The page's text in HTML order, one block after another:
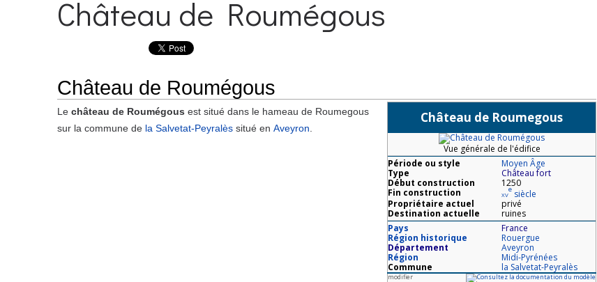
Château de Roumégous
Château de Roumégous
Château de Roumegous
Vue générale de l'édifice
Période ou style
Moyen Âge
Type
Château fort
Début construction
1250
Fin construction
xve siècle
Propriétaire actuel
privé
Destination actuelle
ruines
Pays
France
Région historique
Rouergue
Département
Aveyron
Région
Midi-Pyrénées
Commune
la Salvetat-Peyralès
modifier
Le château de Roumégous est situé dans le hameau de Roumegous
sur la commune de la Salvetat-Peyralès situé en Aveyron.